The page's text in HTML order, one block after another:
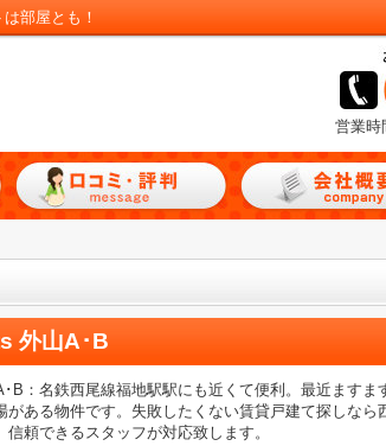
部屋とも！
営業時
外山A･B
･B：名鉄西尾線福地駅駅にも近くて便利。最近ます
がある物件です。失敗したくない賃貸戸建て探しな
頼できるスタッフが対応致します。